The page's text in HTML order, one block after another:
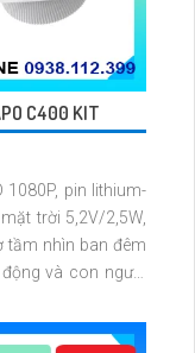
C400 KIT
1080P, pin lithium-
trời 5,2V/2,5W,
tầm nhìn ban đêm
và con người